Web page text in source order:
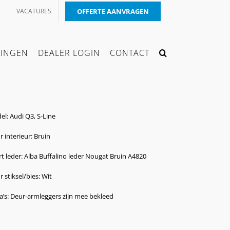
VACATURES OFFERTE AANVRAGEN
DEALER LOGIN CONTACT
Audi Q3, S-Line
interieur: Bruin
leder: Alba Buffalino leder Nougat Bruin A4820
stiksel/bies: Wit
Deur-armleggers zijn mee bekleed